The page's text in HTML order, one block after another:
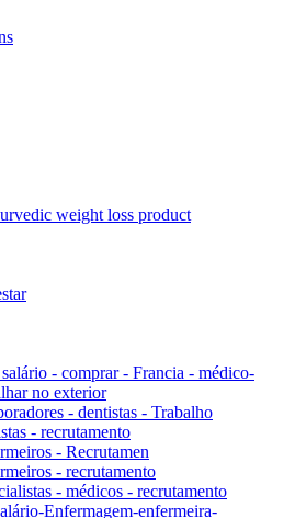
weight loss product
- comprar - Francia - médico-
no exterior
- dentistas - Trabalho
- recrutamento
- Recrutamen
- recrutamento
- médicos - recrutamento
Enfermagem-enfermeira-